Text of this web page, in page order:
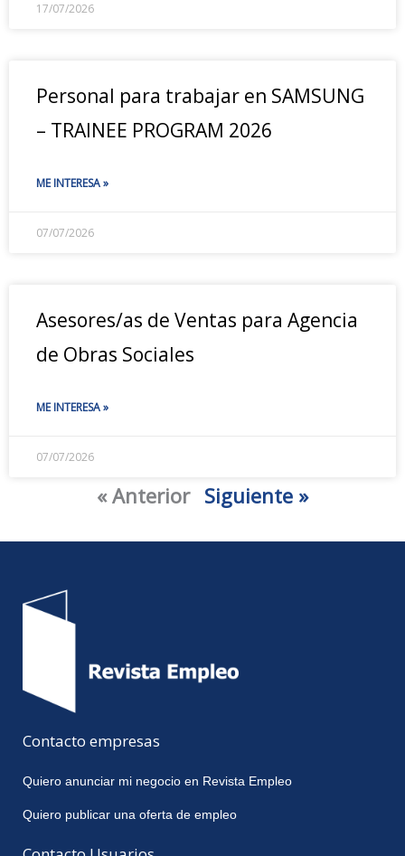
17/07/2026
Personal para trabajar en SAMSUNG
– TRAINEE PROGRAM 2026
ME INTERESA »
07/07/2026
Asesores/as de Ventas para Agencia
de Obras Sociales
ME INTERESA »
07/07/2026
« Anterior Siguiente »
Contacto empresas
Quiero anunciar mi negocio en Revista Empleo
Quiero publicar una oferta de empleo